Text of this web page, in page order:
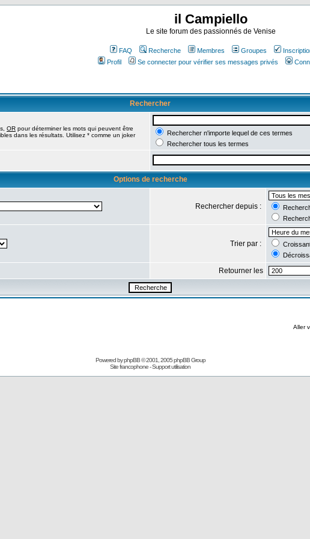
il Campiello
Le site forum des passionnés de Venise
FAQ Recherche Membres Groupes
Profil
Se connecter pour vérifier ses messages privés
Rechercher
OR pour déterminer les mots qui peuvent être
dans les résultats. Utilisez * comme un joker
Rechercher n'importe lequel de ces termes
Rechercher tous les termes
Options de recherche
Rechercher depuis :
Trier par :
Retourner les
Aller
Powered byphpBB© 2001, 2005 phpBB Group
Site francophone-Support utilisation